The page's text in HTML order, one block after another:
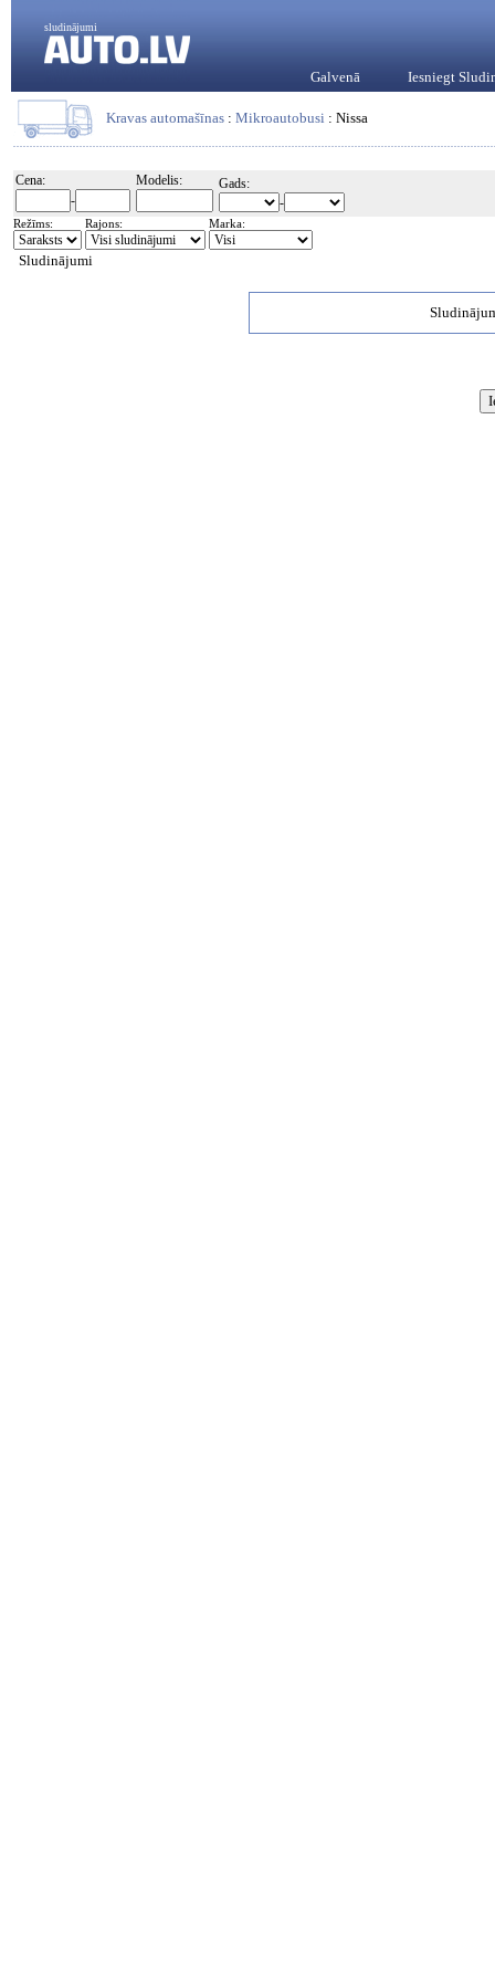
sludinājumi
Galvenā Iesniegt
Kravas automašīnas : Mikroautobusi : Nissa
Cena:
-
Modelis:
Gads:
-
Režīms: Rajons: Marka:
Sludinājumi